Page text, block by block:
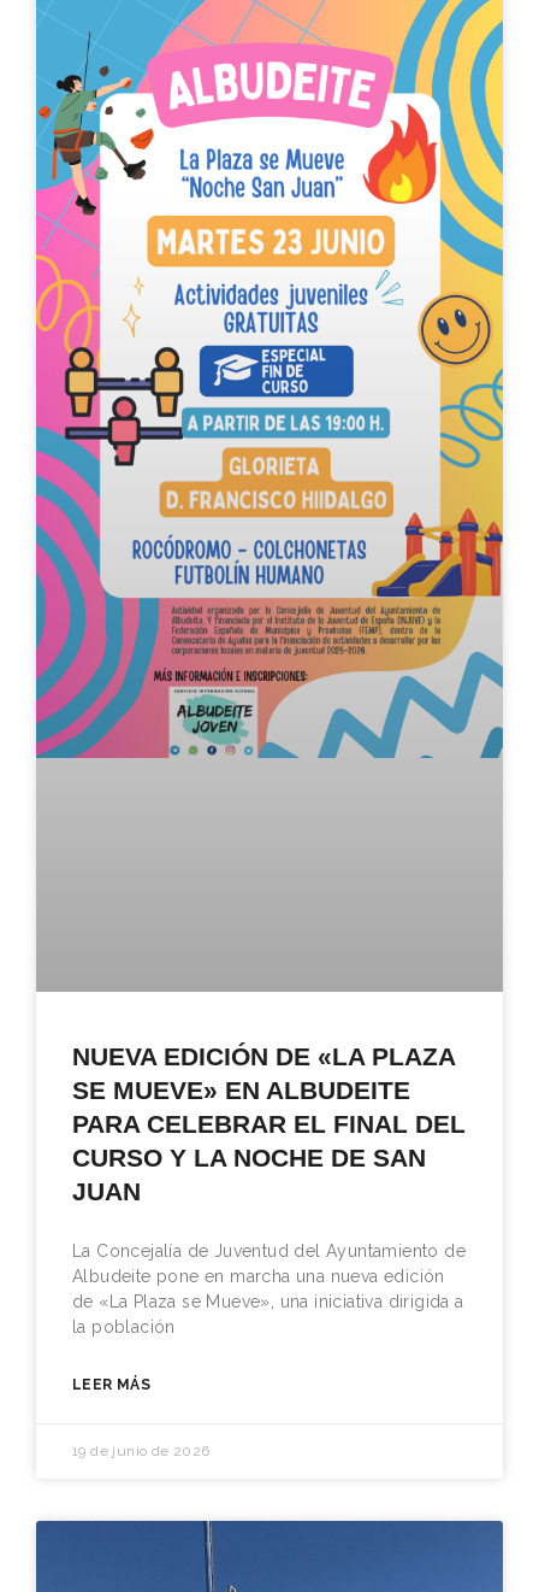
NUEVA EDICIÓN DE «LA PLAZA
SE MUEVE» EN ALBUDEITE
PARA CELEBRAR EL FINAL DEL
CURSO Y LA NOCHE DE SAN
JUAN
La Concejalía de Juventud del Ayuntamiento de
Albudeite pone en marcha una nueva edición
de «La Plaza se Mueve», una iniciativa dirigida a
la población
LEER MÁS
19 de junio de 2026